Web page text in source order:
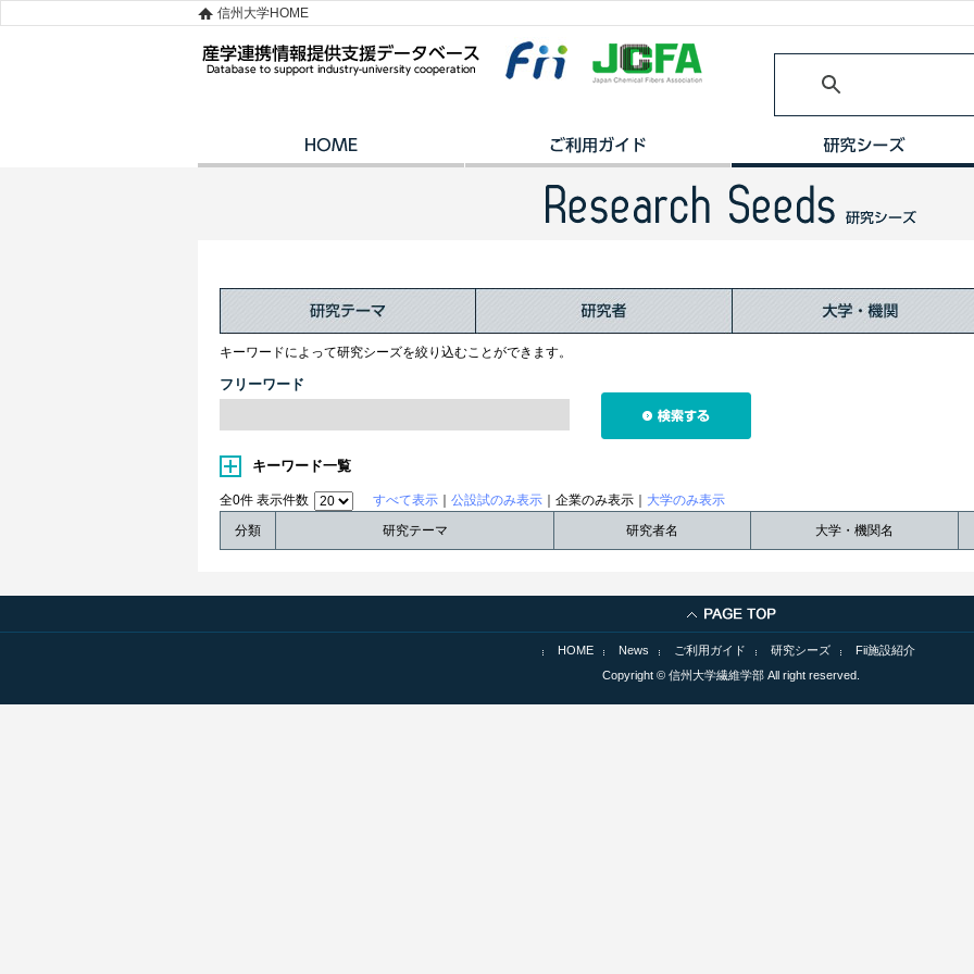
信州大学HOME
キーワードによって研究シーズを絞り込むことができます。
フリーワード
キーワード一覧
全0件 表示件数 すべて表示 公設試のみ表示 ｜企業のみ表示｜ 大学のみ表示
分類
研究テーマ 研究者名 大学・機関名
HOME News ご利用ガイド 研究シーズ
Fii施設紹介
Copyright © 信州大学繊維学部 All right reserved.